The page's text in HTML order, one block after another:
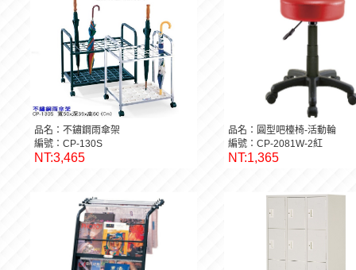
品名：不鏽鋼雨傘架
編號：CP-130S
NT:3,465
品名：圓型吧檯椅-活動輪
編號：CP-2081W-2紅
NT:1,365